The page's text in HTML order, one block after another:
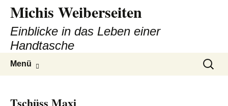
Michis Weiberseiten
Einblicke in das Leben einer
Handtasche
Menü
Suchen
nach: